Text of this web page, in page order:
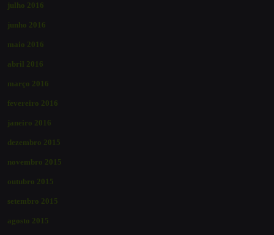
julho 2016
junho 2016
maio 2016
abril 2016
março 2016
fevereiro 2016
janeiro 2016
dezembro 2015
novembro 2015
outubro 2015
setembro 2015
agosto 2015